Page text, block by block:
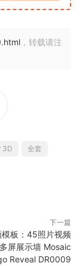
，转载请注
3D
全套
下一篇
板：45照片视频
屏展示墙 Mosaic
Reveal DR0009